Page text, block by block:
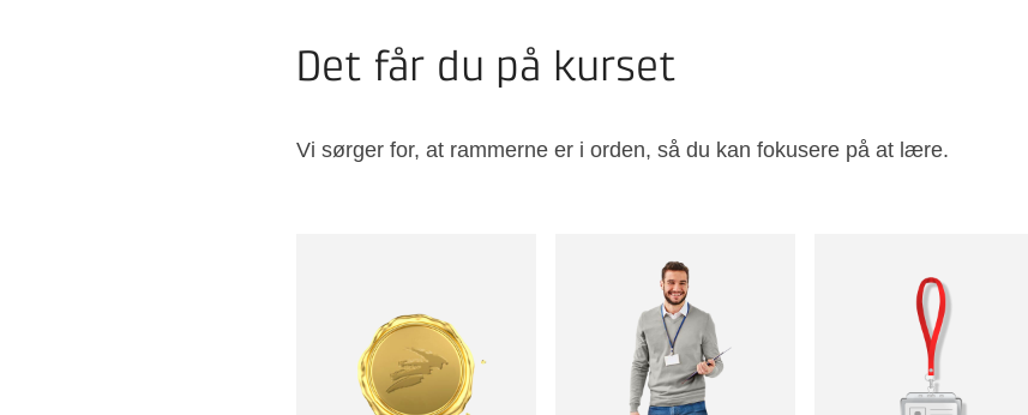
Det får du på kurset
Vi sørger for, at rammerne er i orden, så du kan fokusere på at lære.